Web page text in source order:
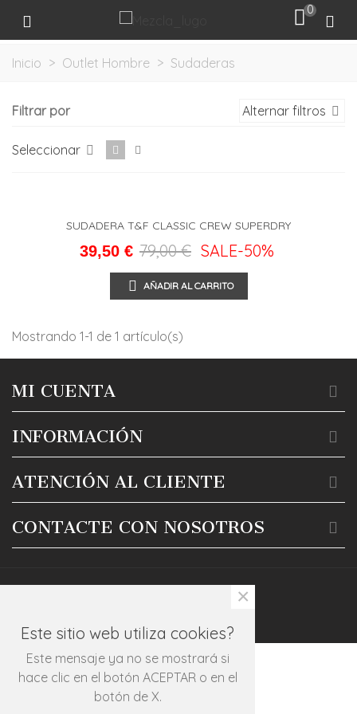
0
Inicio > Outlet Hombre > Sudaderas
Filtrar por Alternar filtros
Seleccionar
SUDADERA T&F CLASSIC CREW SUPERDRY
39,50 € 79,00 € SALE-50%
AÑADIR AL CARRITO
Mostrando 1-1 de 1 artículo(s)
MI CUENTA
INFORMACIÓN
ATENCIÓN AL CLIENTE
CONTACTE CON NOSOTROS
Este sitio web utiliza cookies?
Este mensaje ya no se mostrará si
hace clic en el botón ACEPTAR o en el
botón de X.
×